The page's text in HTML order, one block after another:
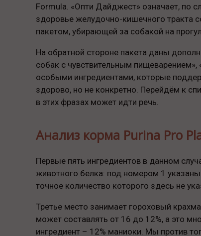
Formula. «Опти Дайджест» означает, по
здоровье желудочно-кишечного тракта
пакетом, убирающей за собакой на
На обратной стороне пакета даны
собак с чувствительным
особыми ингредиентами, которые
здорово, но не конкретно. Перейдём к
в этих фразах может идти речь.
Анализ корма Purina Pro
Первые пять ингредиентов в данном
животного белка: под номером 1
точное количество которого здесь не
Третье место занимает гороховый
может составлять от 16 до 12%, а это
ингредиент – 12% маниоки. Мы против